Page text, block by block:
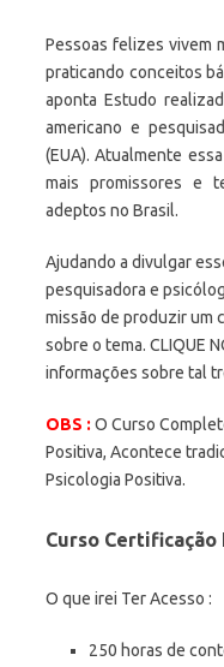
Pessoas felizes vivem
praticando conceitos
aponta Estudo
americano e
(EUA). Atualmente
mais promissores e
adeptos no Brasil.
Ajudando a divulgar
pesquisadora e
missão de produzir um
sobre o tema. CLIQUE
informações sobre tal
OBS : O Curso
Positiva, Acontece
Psicologia Positiva.
Curso Certificação
O que irei Ter Acesso :
250 horas de